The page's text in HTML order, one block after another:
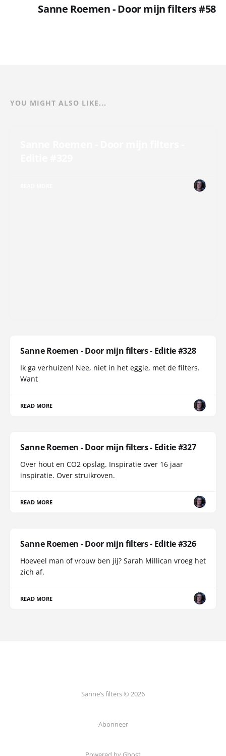
Sanne Roemen - Door mijn filters #58
YOU MIGHT ALSO LIKE...
Sanne Roemen - Door mijn filters - Editie #328
Ik ga verhuizen! Nee, niet in het eggie, met de filters.
Want
READ MORE
Sanne Roemen - Door mijn filters - Editie #327
Over hout en CO2 opslag. Inspiratie over 16 jaar
inspiratie. Over struikroven.
READ MORE
Sanne Roemen - Door mijn filters - Editie #326
Hoeveel man of vrouw ben jij? Sarah Millican vroeg het
zich af.
READ MORE
Sanne’s filters © 2026
Abonneer